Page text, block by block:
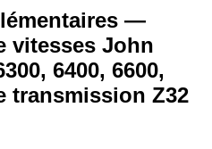
—
vitesses John
6400, 6600,
transmission Z32